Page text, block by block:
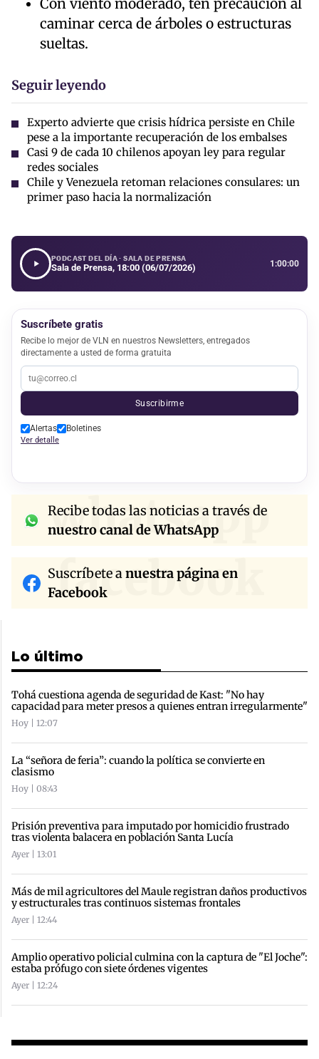
Con viento moderado, ten precaución al
caminar cerca de árboles o estructuras
sueltas.
Seguir leyendo
Experto advierte que crisis hídrica persiste en Chile
pese a la importante recuperación de los embalses
Casi 9 de cada 10 chilenos apoyan ley para regular
redes sociales
Chile y Venezuela retoman relaciones consulares: un
primer paso hacia la normalización
PODCAST DEL DÍA · SALA DE PRENSA
Sala de Prensa, 18:00 (06/07/2026) 1:00:00
Suscríbete gratis
Recibe lo mejor de VLN en nuestros Newsletters, entregados
directamente a usted de forma gratuita
Suscribirme
Alertas Boletines
Ver detalle
whatsapp
Recibe todas las noticias a través de
nuestro canal de WhatsApp
facebook
Suscríbete anuestra página en
Facebook
Lo último
Tohá cuestiona agenda de seguridad de Kast: "No hay
capacidad para meter presos a quienes entran irregularmente"
Hoy | 12:07
La “señora de feria”: cuando la política se convierte en
clasismo
Hoy | 08:43
Prisión preventiva para imputado por homicidio frustrado
tras violenta balacera en población Santa Lucía
Ayer | 13:01
Más de mil agricultores del Maule registran daños productivos
y estructurales tras continuos sistemas frontales
Ayer | 12:44
Amplio operativo policial culmina con la captura de "El Joche":
estaba prófugo con siete órdenes vigentes
Ayer | 12:24